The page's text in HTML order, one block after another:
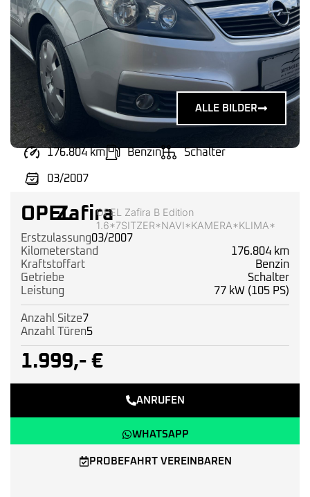
ALLE BILDER
176.804 km Benzin Schalter
03/2007
OPELZafiraOPEL Zafira B Edition
1.6*7SITZER*NAVI*KAMERA*KLIMA*
Erstzulassung03/2007
Kilometerstand
176.804 km
Kraftstoffart
Benzin
Getriebe
Schalter
Leistung
77 kW (105 PS)
Anzahl Sitze7
Anzahl Türen5
1.999,- €
ANRUFEN
WHATSAPP
PROBEFAHRT VEREINBAREN